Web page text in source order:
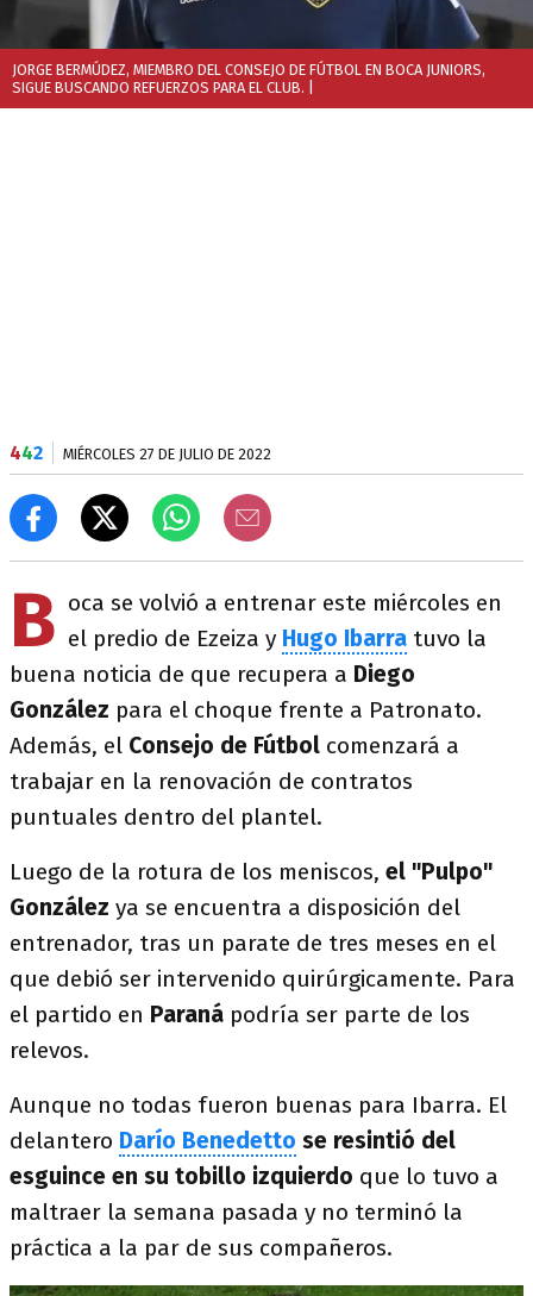
JORGE BERMÚDEZ, MIEMBRO DEL CONSEJO DE FÚTBOL EN BOCA JUNIORS,
SIGUE BUSCANDO REFUERZOS PARA EL CLUB.
442 MIÉRCOLES 27 DE JULIO DE 2022
B oca se volvió a entrenar este miércoles en
el predio de Ezeiza y Hugo Ibarra tuvo la
buena noticia de que recupera a Diego
González para el choque frente a Patronato.
Además, el Consejo de Fútbol comenzará a
trabajar en la renovación de contratos
puntuales dentro del plantel.
Luego de la rotura de los meniscos, el "Pulpo"
González ya se encuentra a disposición del
entrenador, tras un parate de tres meses en el
que debió ser intervenido quirúrgicamente. Para
el partido en Paraná podría ser parte de los
relevos.
Aunque no todas fueron buenas para Ibarra. El
delantero Darío Benedetto se resintió del
esguince en su tobillo izquierdo que lo tuvo a
maltraer la semana pasada y no terminó la
práctica a la par de sus compañeros.